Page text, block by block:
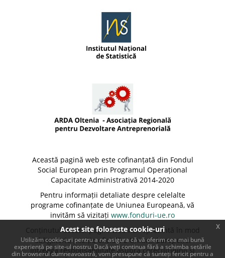
Această pagină web este cofinanțată din Fondul
Social European prin Programul Operațional
Capacitate Administrativă 2014-2020
Pentru informații detaliate despre celelalte
programe cofinanțate de Uniunea Europeană, vă
invităm să vizitați www.fonduri-ue.ro
Conținutul acestei pagini web nu reprezintă în mod
obligatoriu poziția oficială a Uniunii Europene.
Întreaga responsabilitate asupra corectitudinii și
Acest site foloseste cookie-uri
Utilizăm cookie-uri pentru a ne asigura că vă oferim cea mai bună
experiență pe site-ul nostru. Dacă veți continua fără a schimba setările
din browserul dumneavoastră, vom presupune că sunteți fericit pentru a
x